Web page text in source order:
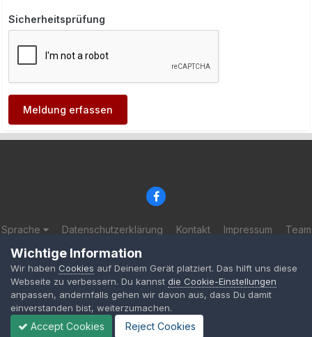
Sicherheitsprüfung
Meldung erfassen
Sprache Datenschutzerklärung Kontakt Impressum Team
© 2002-2025 BF-Games.net
Powered by Invision Community
Wichtige Information
Wir haben Cookies auf Deinem Gerät platziert. Das hilft uns diese
Webseite zu verbessern. Du kannst die Cookie-Einstellungen
anpassen, andernfalls gehen wir davon aus, dass Du damit
einverstanden bist, weiterzumachen.
Accept Cookies Reject Cookies